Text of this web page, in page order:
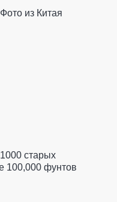
из Китая
старых
100,000 фунтов